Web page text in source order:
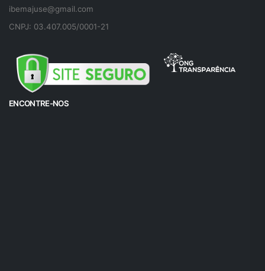
ibemajuse@gmail.com
CNPJ: 03.407.005/0001-21
ENCONTRE-NOS